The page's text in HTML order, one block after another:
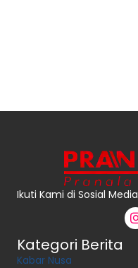
Ikuti Kami di Sosial Media
Kategori Berita
Kabar Nusa